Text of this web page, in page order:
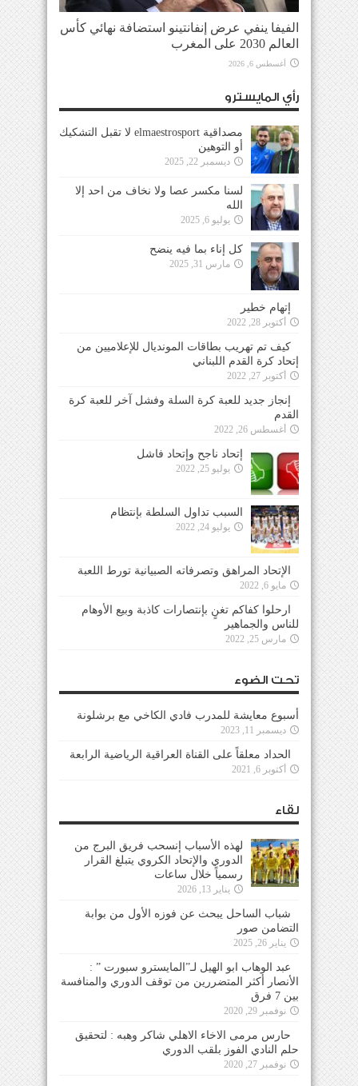
الفيفا ينفي عرض إنفانتينو استضافة نهائي كأس
العالم 2030 على المغرب
أغسطس 6, 2026
رأي المايسترو
مصداقية elmaestrosport لا تقبل التشكيك
أو التوهين
ديسمبر 22, 2025
لسنا مكسر عصا ولا نخاف من احد إلا
الله
يوليو 6, 2025
كل إناء بما فيه ينضح
مارس 31, 2025
إتهام خطير
أكتوبر 28, 2022
كيف تم تهريب بطاقات المونديال للإعلاميين من
إتحاد كرة القدم اللبناني
أكتوبر 27, 2022
إنجاز جديد للعبة كرة السلة وفشل آخر للعبة كرة
القدم
أغسطس 26, 2022
إتحاد ناجح وإتحاد فاشل
يوليو 25, 2022
السبب تداول السلطة بإنتظام
يوليو 24, 2022
الإتحاد المراهق وتصرفاته الصبيانية تورط اللعبة
مايو 6, 2022
ارحلوا كفاكم تغنٍ بإنتصارات كاذبة وبيع الأوهام
للناس والجماهير
مارس 25, 2022
تحت الضوء
أسبوع معايشة للمدرب فادي الكاخي مع برشلونة
ديسمبر 11, 2023
الحداد معلقاً على القناة العراقية الرياضية الرابعة
أكتوبر 6, 2021
لقاء
لهذه الأسباب إنسحب فريق البرج من
الدوري والإتحاد الكروي يتبلغ القرار
رسمياً خلال ساعات
يناير 13, 2026
شباب الساحل يبحث عن فوزه الأول من بوابة
التضامن صور
يناير 26, 2025
عبد الوهاب ابو الهيل لـ”المايسترو سبورت ” :
الأنصار أكثر المتضررين من توقف الدوري والمنافسة
بين 7 فرق
نوفمبر 29, 2020
حارس مرمى الاخاء الاهلي شاكر وهبه : لتحقيق
حلم النادي الفوز بلقب الدوري
نوفمبر 27, 2020